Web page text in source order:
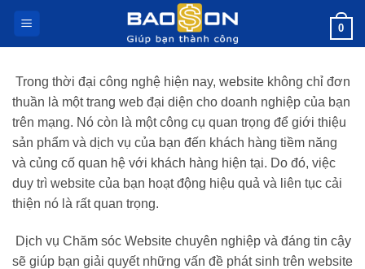
nội
0
Trong thời đại công nghệ hiện nay, website không chỉ đơn
thuần là một trang web đại diện cho doanh nghiệp của bạn
trên mạng. Nó còn là một công cụ quan trọng để giới thiệu
sản phẩm và dịch vụ của bạn đến khách hàng tiềm năng
và củng cố quan hệ với khách hàng hiện tại. Do đó, việc
duy trì website của bạn hoạt động hiệu quả và liên tục cải
thiện nó là rất quan trọng.
Dịch vụ Chăm sóc Website chuyên nghiệp và đáng tin cậy
sẽ giúp bạn giải quyết những vấn đề phát sinh trên website